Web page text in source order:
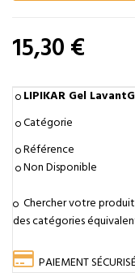
15,30 €
LIPIKAR Gel
Catégorie
Référence
Non Disponible
Chercher votre
des catégories
PAIEMENT